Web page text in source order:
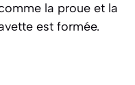
la proue et la
est formée.